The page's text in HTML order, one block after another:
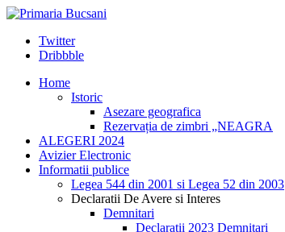
Twitter
Dribbble
Home
Istoric
Asezare geografica
Rezervația de zimbri „NEAGRA
ALEGERI 2024
Avizier Electronic
Informatii publice
Legea 544 din 2001 si Legea 52 din 2003
Declaratii De Avere si Interes
Demnitari
Declaratii 2023 Demnitari